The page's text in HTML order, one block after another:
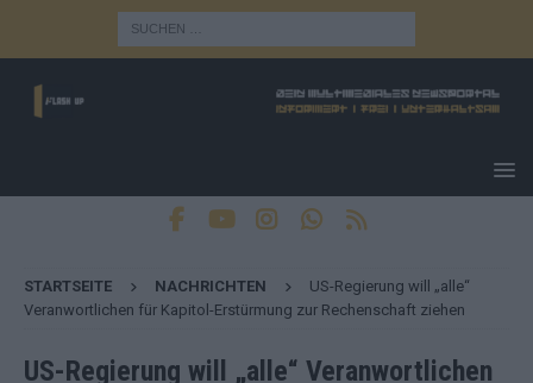
STARTSEITE NACHRICHTEN
US-Regierung will „alle“
Veranwortlichen für Kapitol-Erstürmung zur Rechenschaft ziehen
US-Regierung will „alle“ Veranwortlichen